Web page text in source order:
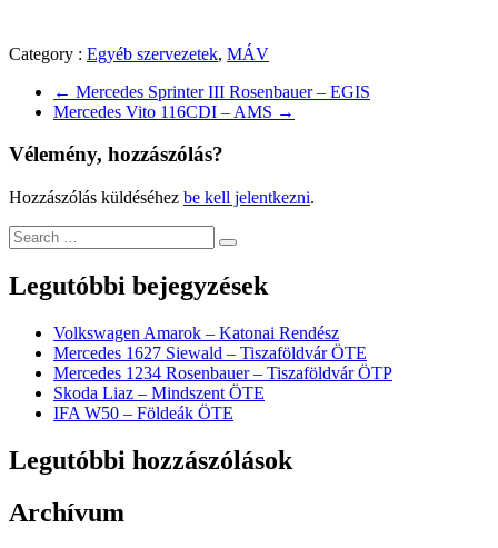
Category : Egyéb szervezetek, MÁV
← Mercedes Sprinter III Rosenbauer – EGIS
Mercedes Vito 116CDI – AMS →
Vélemény, hozzászólás?
Hozzászólás küldéséhez be kell jelentkezni.
Legutóbbi bejegyzések
Volkswagen Amarok – Katonai Rendész
Mercedes 1627 Siewald – Tiszaföldvár ÖTE
Mercedes 1234 Rosenbauer – Tiszaföldvár ÖTP
Skoda Liaz – Mindszent ÖTE
IFA W50 – Földeák ÖTE
Legutóbbi hozzászólások
Archívum